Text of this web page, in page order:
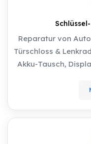
Reparatur von
Türschloss &
Akku-Tausch,